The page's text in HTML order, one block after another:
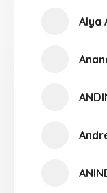
Alya